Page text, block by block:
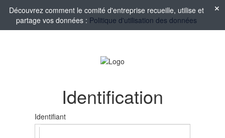
Découvrez comment le comité d'entreprise recueille, utilise et
partage vos données : Politique d'utilisation des données
Identification
Identifiant